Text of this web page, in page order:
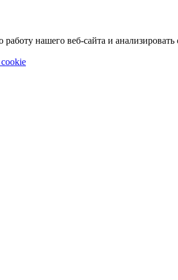
нашего веб-сайта и анализировать